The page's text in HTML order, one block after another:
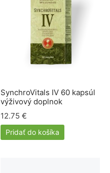
SynchroVitals IV 60 kapsúl
výživový doplnok
12.75 €
Pridať do košíka